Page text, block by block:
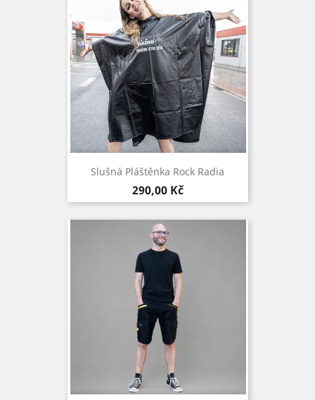
Slušná Pláštěnka Rock Radia
Cena
290,00 Kč